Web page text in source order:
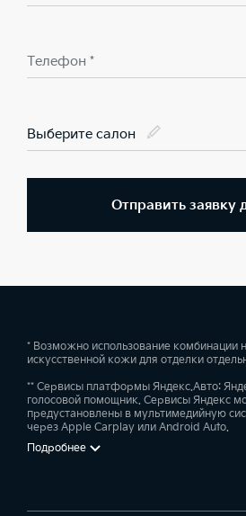
Телефон *
Выберите салон
Отправить заявку
* Возможно использование комбинации
искусственной кожи для отделки
** Сервисы платформы Яндекс.Авто:
голосовой помощник. Сервисы Яндекс
предустановлены в мультимедийную
через Apple Carplay или Android Auto.
Подробнее